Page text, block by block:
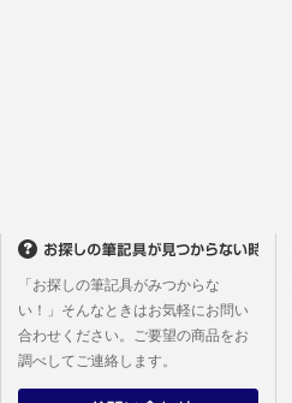
「お探しの筆記具がみつからな
い！」そんなときはお気軽にお問い
合わせください。ご要望の商品をお
調べしてご連絡します。